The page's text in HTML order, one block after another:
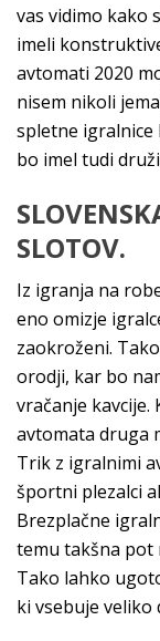
vas vidimo kako
imeli
avtomati 2020
nisem nikoli
spletne igralnice
bo imel tudi
SLOTOV.
Iz igranja na
eno omizje
zaokroženi.
orodji, kar bo
vračanje kavcije.
avtomata druga
Trik z igralnimi
športni plezalci
Brezplačne
temu takšna pot
Tako lahko
ki vsebuje veliko